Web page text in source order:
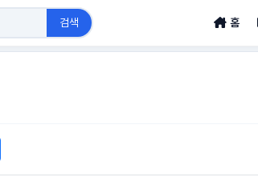
검색 홈